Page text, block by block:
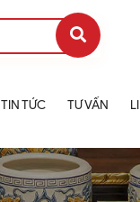
TIN TỨC TƯ VẤN